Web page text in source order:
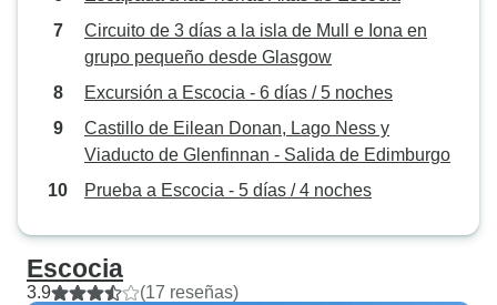
Circuito de 3 días a la isla de Mull e Iona en
grupo pequeño desde Glasgow
Excursión a Escocia - 6 días / 5 noches
Castillo de Eilean Donan, Lago Ness y
Viaducto de Glenfinnan - Salida de Edimburgo
Prueba a Escocia - 5 días / 4 noches
Escocia
3.9 (17 reseñas)